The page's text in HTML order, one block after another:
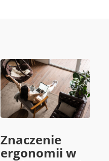
Znaczenie
ergonomii w